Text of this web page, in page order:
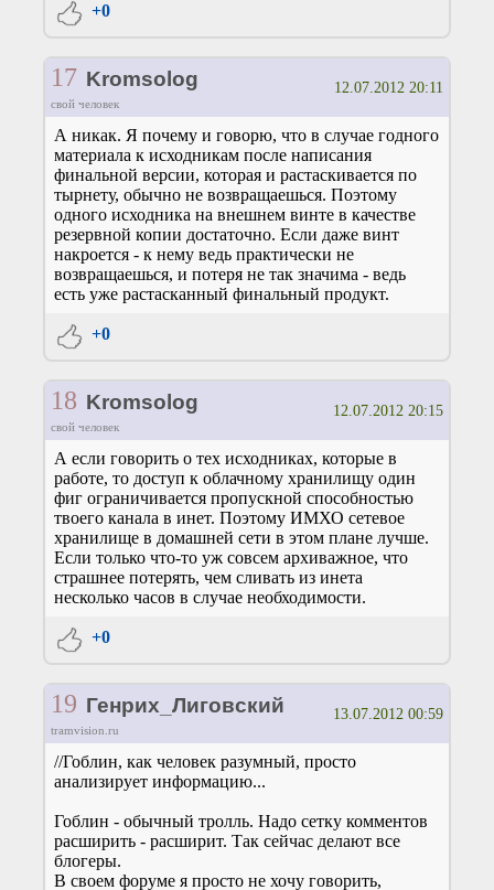
+0
17 Kromsolog
свой человек
12.07.2012 20:11
А никак. Я почему и говорю, что в случае годного
материала к исходникам после написания
финальной версии, которая и растаскивается по
тырнету, обычно не возвращаешься. Поэтому
одного исходника на внешнем винте в качестве
резервной копии достаточно. Если даже винт
накроется - к нему ведь практически не
возвращаешься, и потеря не так значима - ведь
есть уже растасканный финальный продукт.
+0
18 Kromsolog
свой человек
12.07.2012 20:15
А если говорить о тех исходниках, которые в
работе, то доступ к облачному хранилищу один
фиг ограничивается пропускной способностью
твоего канала в инет. Поэтому ИМХО сетевое
хранилище в домашней сети в этом плане лучше.
Если только что-то уж совсем архиважное, что
страшнее потерять, чем сливать из инета
несколько часов в случае необходимости.
+0
19 Генрих_Лиговский
tramvision.ru
13.07.2012 00:59
//Гоблин, как человек разумный, просто
анализирует информацию...
Гоблин - обычный тролль. Надо сетку комментов
расширить - расширит. Так сейчас делают все
блогеры.
В своем форуме я просто не хочу говорить,